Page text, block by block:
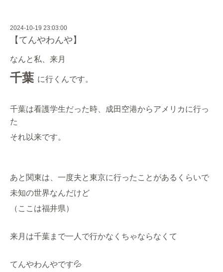
2024-10-19 23:03:00
【てんやわんや】
なんと私、来月
千葉 に行くんです。
千葉は看護学生だった時、成田空港からアメリカに行っ
た
それ以来です。
あと関東は、一度夫と東京に行ったことがあるくらいで
未知の世界なんだけど
（ここは福井県）
来月は千葉まで一人で行かなくちゃならなくて
てんやわんやです💦